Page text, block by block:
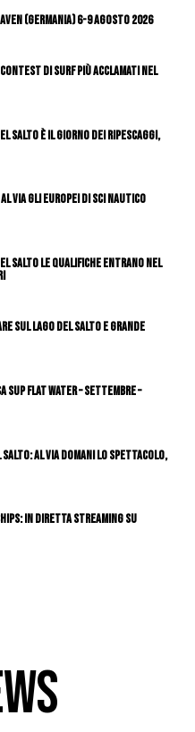
(Germania) 6-9 agosto 2026
contest di surf più acclamati nel
Salto è il giorno dei ripescaggi,
via gli Europei di Sci Nautico
Salto le qualifiche entrano nel
sul Lago del Salto e grande
SUP Flat Water – SETTEMBRE –
Salto: al via domani lo spettacolo,
IN DIRETTA STREAMING SU